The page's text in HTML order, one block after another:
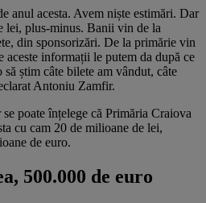
anul acesta. Avem niște estimări. Dar
lei, plus-minus. Banii vin de la
din sponsorizări. De la primărie vin
informații le putem da după ce
știm câte bilete am vândut, câte
Antoniu Zamfir.
poate înțelege că Primăria Craiova
cu cam 20 de milioane de lei,
de euro.
500.000 de euro